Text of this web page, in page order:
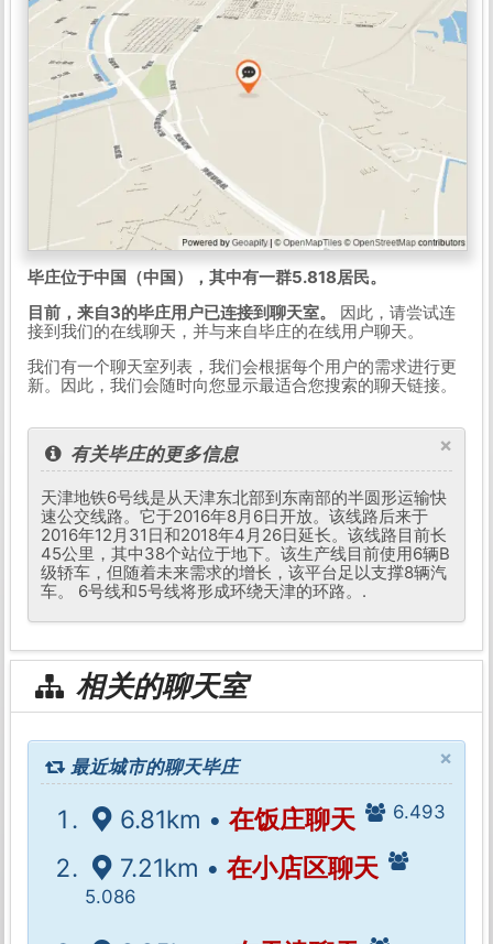
毕庄位于中国（中国），其中有一群5.818居民。
目前，来自3的毕庄用户已连接到聊天室。
因此，请尝试连
接到我们的在线聊天，并与来自毕庄的在线用户聊天。
我们有一个聊天室列表，我们会根据每个用户的需求进行更
新。因此，我们会随时向您显示最适合您搜索的聊天链接。
×
有关毕庄的更多信息
天津地铁6号线是从天津东北部到东南部的半圆形运输快
速公交线路。它于2016年8月6日开放。该线路后来于
2016年12月31日和2018年4月26日延长。该线路目前长
45公里，其中38个站位于地下。该生产线目前使用6辆B
级轿车，但随着未来需求的增长，该平台足以支撑8辆汽
车。 6号线和5号线将形成环绕天津的环路。.
相关的聊天室
×
最近城市的聊天毕庄
6.81km • 在饭庄聊天 6.493
7.21km • 在小店区聊天
5.086